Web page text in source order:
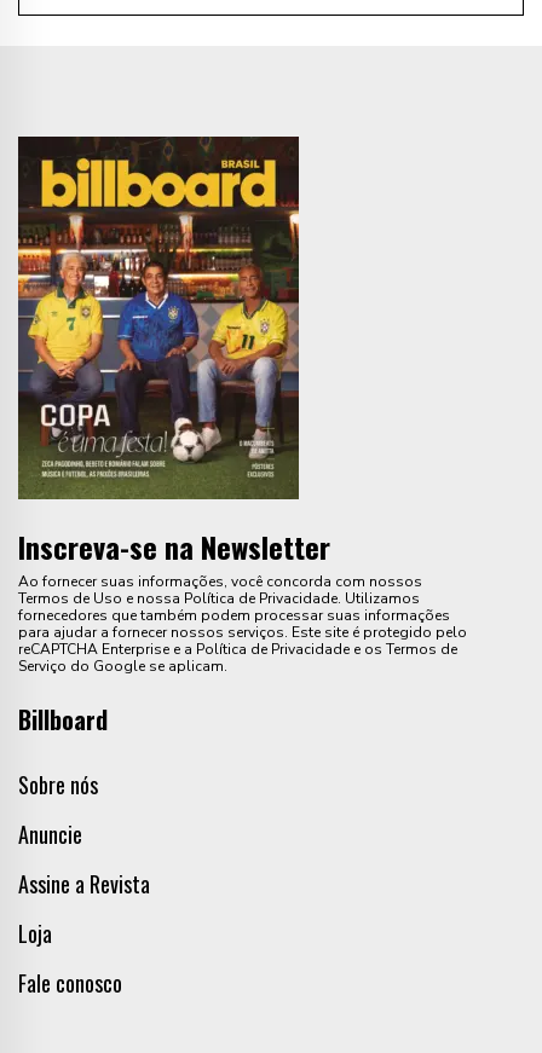
Inscreva-se na Newsletter
Ao fornecer suas informações, você concorda com nossos
Termos de Uso e nossa Política de Privacidade. Utilizamos
fornecedores que também podem processar suas informações
para ajudar a fornecer nossos serviços. Este site é protegido pelo
reCAPTCHA Enterprise e a Política de Privacidade e os Termos de
Serviço do Google se aplicam.
Billboard
Sobre nós
Anuncie
Assine a Revista
Loja
Fale conosco